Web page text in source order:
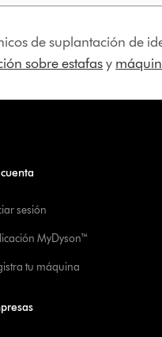
de suplantación de
sobre estafasy
sesión
MyDyson™
tu máquina